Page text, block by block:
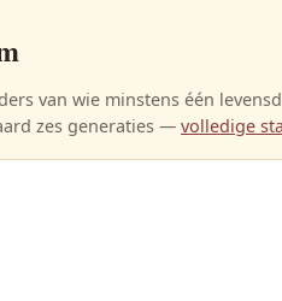
van wie minstens één
zes generaties — volledige